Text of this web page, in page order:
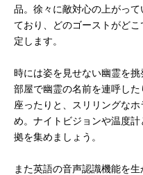
品。徐々に敵対心の上がっ
ており、どのゴーストがど
定します。
時には姿を見せない幽霊を
部屋で幽霊の名前を連呼し
座ったりと、スリリングな
め。ナイトビジョンや温度
拠を集めましょう。
また英語の音声認識機能を